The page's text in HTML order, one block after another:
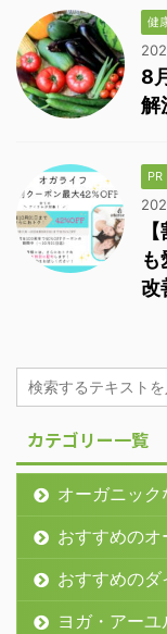
健
8
解
PR
改
カテゴリー一覧
オーガニッ
おすすめのオ
おすすめの
ヨガ・アー